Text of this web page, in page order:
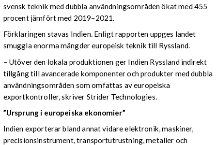
svensk teknik med dubbla användningsområden ökat med 455
procent jämfört med 2019–2021.
Förklaringen stavas Indien. Enligt rapporten uppges landet
smuggla enorma mängder europeisk teknik till Ryssland.
– Utöver den lokala produktionen ger Indien Ryssland indirekt
tillgång till avancerade komponenter och produkter med dubbla
användningsområden som omfattas av europeiska
exportkontroller, skriver Strider Technologies.
”Ursprung i europeiska ekonomier”
Indien exporterar bland annat vidare elektronik, maskiner,
precisionsinstrument, transportutrustning, metaller och